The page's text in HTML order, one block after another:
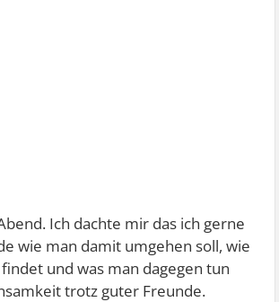
Ich dachte mir das ich gerne
wie man damit umgehen soll, wie
und was man dagegen tun
trotz guter Freunde.